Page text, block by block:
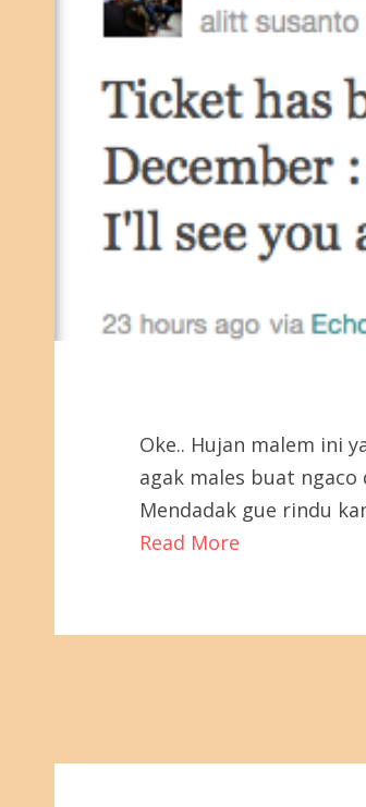
Oke.. Hujan malem ini
agak males buat
Mendadak gue rindu
Read More